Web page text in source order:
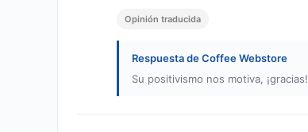
Opinión traducida
Respuesta de Coffee Webstore
Su positivismo nos motiva, ¡gracias!